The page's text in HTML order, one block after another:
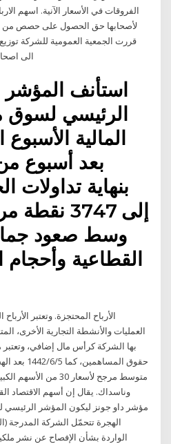
الفروقات في الأسعار الآنية. اسهم
لأصحابها حق الحصول على حصص من
قررت الجمعية العمومية للشركة
الى اصحاب
الرئيسي لسوق
المالية
بعد أسبوع
بنهاية
وسط صعود
القطاعية وأحجام
الأرباح المحتجزة. وتعتبر
العمليات والأنشطة التجارية الأخرى،
بها الشركة كرأس مال إضافي،
حقوق
متوسط مرجح لأسعار 30
وناسداك. يقال إن أسهم الاقتصاد
الهجرة تتحمّل الشركة المدرجة
الواردة بشأن الإفصاح عن نشر